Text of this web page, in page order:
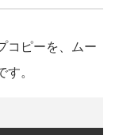
コピーを、ムー
。